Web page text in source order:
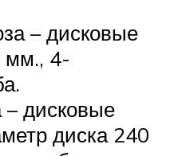
– дисковые
мм., 4-
– дисковые
диска 240